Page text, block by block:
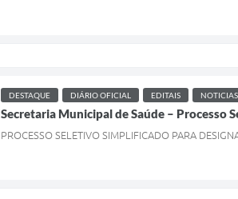
DESTAQUE DIÁRIO OFICIAL EDITAIS NOTICIAS
Secretaria Municipal de Saúde – Processo
PROCESSO SELETIVO SIMPLIFICADO PARA